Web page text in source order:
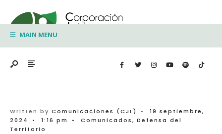
to
contentMAIN MENU
Written by Comunicaciones (CJL) •
19 septiembre,
2024
• 1:16 pm • Comunicados, Defensa del
Territorio
for: